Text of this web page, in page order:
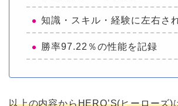
知識・スキル・経験に左右さ
勝率97.22％の性能を記録
以上の内容からHERO’S(ヒーローズ)